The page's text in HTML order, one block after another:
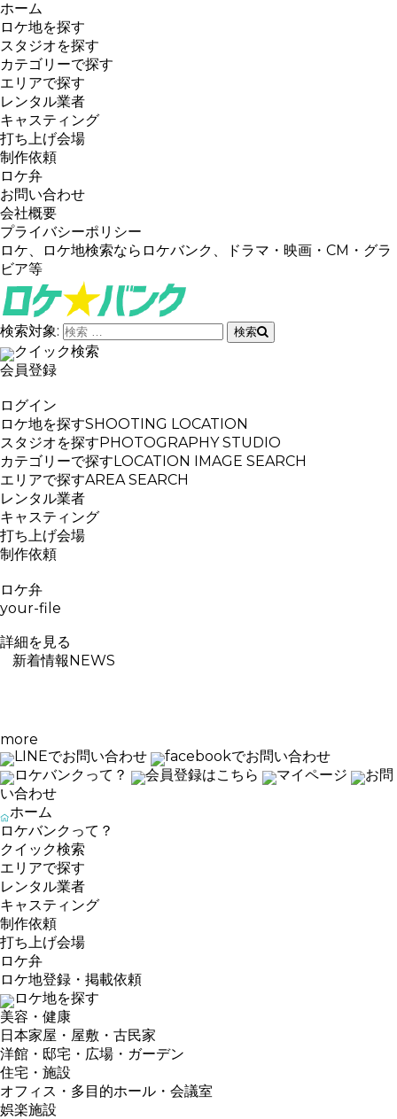
ホーム
ロケ地を探す
スタジオを探す
カテゴリーで探す
エリアで探す
レンタル業者
キャスティング
打ち上げ会場
制作依頼
ロケ弁
お問い合わせ
会社概要
プライバシーポリシー
ロケ、ロケ地検索ならロケバンク、ドラマ・映画・CM・グラ
ビア等
検索対象: 検索
クイック検索
会員登録
ログイン
ロケ地を探すSHOOTING LOCATION
スタジオを探すPHOTOGRAPHY STUDIO
カテゴリーで探すLOCATION IMAGE SEARCH
エリアで探すAREA SEARCH
レンタル業者
キャスティング
打ち上げ会場
制作依頼
ロケ弁
your-file
詳細を見る
新着情報NEWS
more
LINEでお問い合わせ
facebookでお問い合わせ
ロケバンクって？
会員登録はこちら マイページ
お問
い合わせ
ホーム
ロケバンクって？
クイック検索
エリアで探す
レンタル業者
キャスティング
制作依頼
打ち上げ会場
ロケ弁
ロケ地登録・掲載依頼
ロケ地を探す
美容・健康
日本家屋・屋敷・古民家
洋館・邸宅・広場・ガーデン
住宅・施設
オフィス・多目的ホール・会議室
娯楽施設